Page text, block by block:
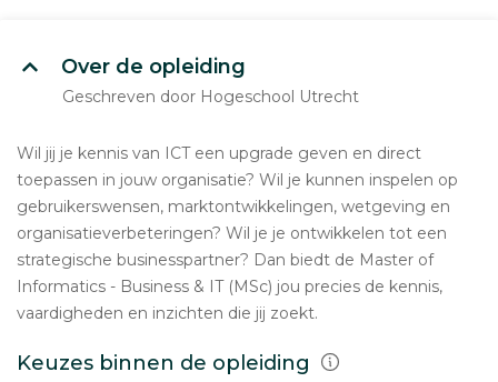
Over de opleiding
Geschreven door Hogeschool Utrecht
Wil jij je kennis van ICT een upgrade geven en direct
toepassen in jouw organisatie? Wil je kunnen inspelen op
gebruikerswensen, marktontwikkelingen, wetgeving en
organisatieverbeteringen? Wil je je ontwikkelen tot een
strategische businesspartner? Dan biedt de Master of
Informatics - Business & IT (MSc) jou precies de kennis,
vaardigheden en inzichten die jij zoekt.
Keuzes binnen de opleiding